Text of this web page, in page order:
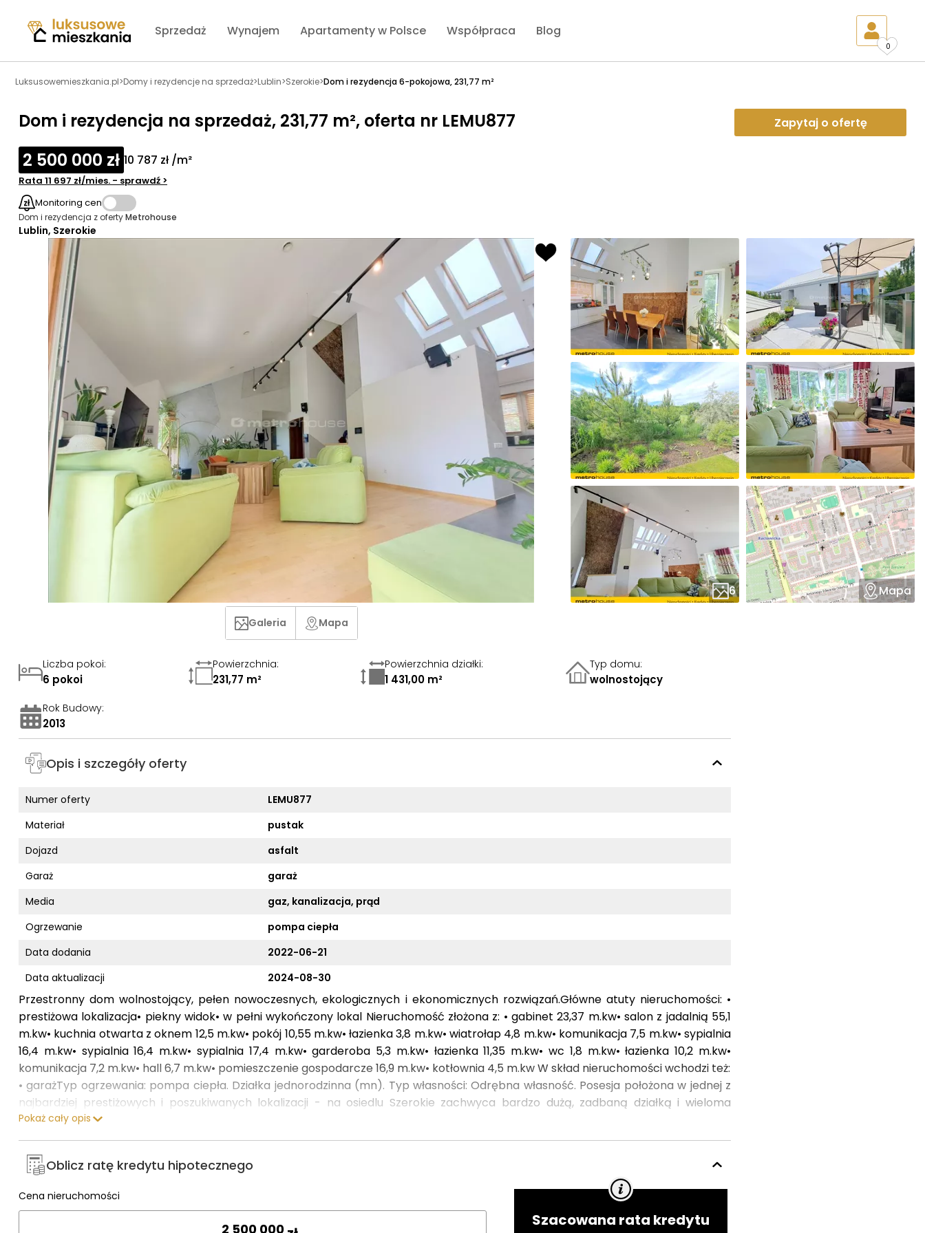
Sprzedaż Wynajem Apartamenty w Polsce Współpraca Blog
0
Luksusowemieszkania.pl>Domy i rezydencje na sprzedaż>Lublin>Szerokie>Dom i rezydencja 6-pokojowa, 231,77 m²
Dom i rezydencja na sprzedaż, 231,77 m², oferta nr LEMU877 Zapytaj o ofertę
2 500 000 zł 10 787 zł /m²
Rata 11 697 zł/mies. - sprawdź >
Monitoring cen
Dom i rezydencja z ofertyMetrohouse
Lublin, Szerokie
6 Mapa
Galeria Mapa
Liczba pokoi:
6 pokoi
Powierzchnia:
231,77 m²
Powierzchnia działki:
1 431,00 m²
Typ domu:
wolnostojący
Rok Budowy:
2013
Opis i szczegóły oferty
Numer oferty
LEMU877
Materiał
pustak
Dojazd
asfalt
Garaż
garaż
Media
gaz, kanalizacja, prąd
Ogrzewanie
pompa ciepła
Data dodania
2022-06-21
Data aktualizacji
2024-08-30
Przestronny dom wolnostojący, pełen nowoczesnych, ekologicznych i ekonomicznych rozwiązań.Główne atuty nieruchomości: •
prestiżowa lokalizacja• piekny widok• w pełni wykończony lokal Nieruchomość złożona z: • gabinet 23,37 m.kw• salon z jadalnią 55,1
m.kw• kuchnia otwarta z oknem 12,5 m.kw• pokój 10,55 m.kw• łazienka 3,8 m.kw• wiatrołap 4,8 m.kw• komunikacja 7,5 m.kw• sypialnia
16,4 m.kw• sypialnia 16,4 m.kw• sypialnia 17,4 m.kw• garderoba 5,3 m.kw• łazienka 11,35 m.kw• wc 1,8 m.kw• łazienka 10,2 m.kw•
komunikacja 7,2 m.kw• hall 6,7 m.kw• pomieszczenie gospodarcze 16,9 m.kw• kotłownia 4,5 m.kw W skład nieruchomości wchodzi też:
• garażTyp ogrzewania: pompa ciepła. Działka jednorodzinna (mn). Typ własności: Odrębna własność. Posesja położona w jednej z
najbardziej prestiżowych i poszukiwanych lokalizacji - na osiedlu Szerokie zachwyca bardzo dużą, zadbaną działką i wieloma
niespotykanymi gdzie indziej rozwiązaniami i detalami. Dom wybudowany według indywidualnego projektu wita gości olbrzymim,
skąpanym w słońcu salonem z wysokim stropem co dodatkowo potęguje wrażenie przestrzeni. Jadalnia płynnie łączy salon z nieco
osłoniętą kuchnią dając łączną powierzchnię ponad 60 mkw. Strefa prywatna to trzy sypialnie, z czego małżeńska z efektownym
kilkumetrowym sufitem, garderobą i prywatną łazienką. Kilka pozostałych pomieszczeń nabierze funkcji zgodnie z potrzebami
nowych właścicieli. Piękne widoki za oknem, atrakcje dla rodzin z dziećmi w ogrodzie, 4 miejsca na samochody w garażu, domowa
sauna, ekonomiczna pompa ciepła, oraz fotowoltaika to kolejne atuty tej nieruchomości. Dom powinien spełnić oczekiwania
klientów oczekujących ponadstandardowej oferty, luksusu i komfortu.Więcej zdjęć i plan powierzchni na
Pokaż cały opis
Oblicz ratę kredytu hipotecznego
Cena nieruchomości
Wpisz cenę
Szacowana rata kredytu